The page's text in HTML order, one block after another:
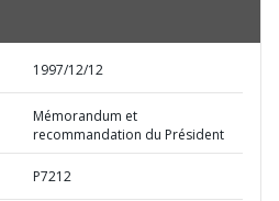
1997/12/12
Mémorandum et
recommandation du Président
P7212